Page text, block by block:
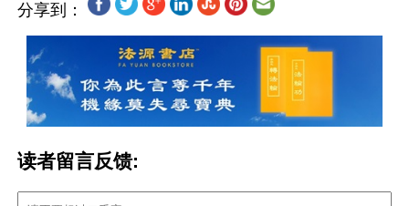
分享到：
读者留言反馈: